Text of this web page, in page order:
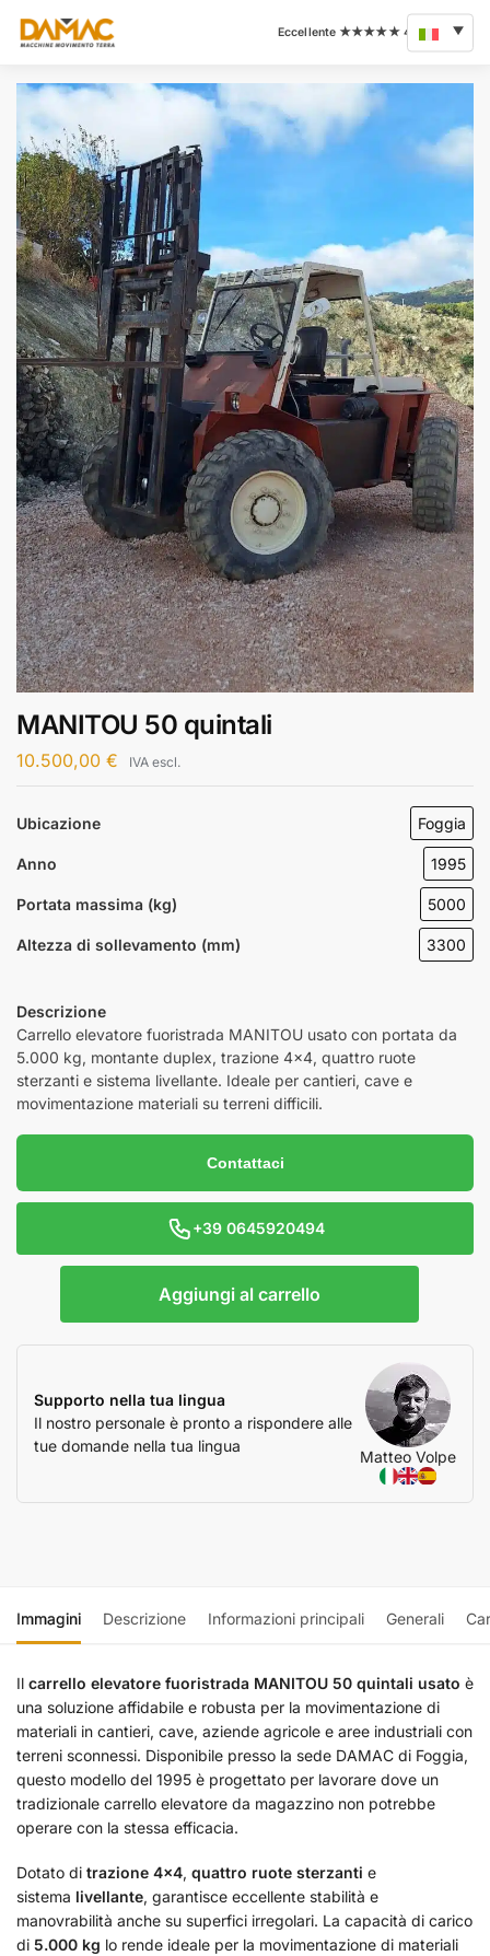
MANITOU 50 quintali
10.500,00 € IVA escl.
Ubicazione Foggia
Anno 1995
Portata massima (kg) 5000
Altezza di sollevamento (mm) 3300
Descrizione
Carrello elevatore fuoristrada MANITOU usato con portata da
5.000 kg, montante duplex, trazione 4×4, quattro ruote
sterzanti e sistema livellante. Ideale per cantieri, cave e
movimentazione materiali su terreni difficili.
Contattaci
+39 0645920494
Aggiungi al carrello
Supporto nella tua lingua
Il nostro personale è pronto a rispondere alle
tue domande nella tua lingua
Matteo Volpe
Immagini Descrizione Informazioni principali Generali
Il carrello elevatore fuoristrada MANITOU 50 quintali usato è
una soluzione affidabile e robusta per la movimentazione di
materiali in cantieri, cave, aziende agricole e aree industriali con
terreni sconnessi. Disponibile presso la sede DAMAC di Foggia,
questo modello del 1995 è progettato per lavorare dove un
tradizionale carrello elevatore da magazzino non potrebbe
operare con la stessa efficacia.
Dotato di trazione 4×4, quattro ruote sterzanti e
sistema livellante, garantisce eccellente stabilità e
manovrabilità anche su superfici irregolari. La capacità di carico
di 5.000 kg lo rende ideale per la movimentazione di materiali